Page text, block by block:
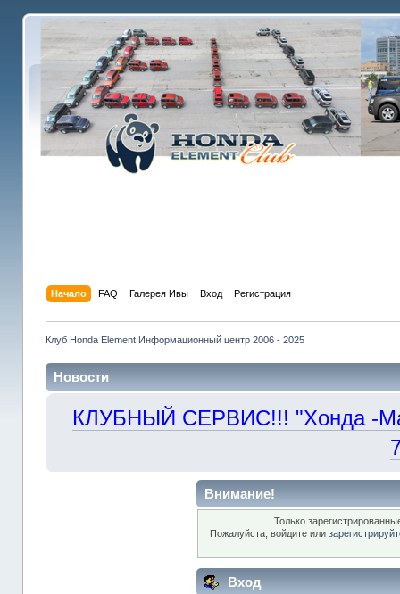
Начало FAQ Галерея Ивы Вход Регистрация
Клуб Honda Element Информационный центр 2006 - 2025
Новости
КЛУБНЫЙ СЕРВИС!!! "Хонда -
Внимание!
Только
Пожалуйста, войдите или
Вход